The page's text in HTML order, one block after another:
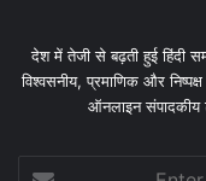
देश में तेजी से बढ़ती हुई हिंदी
विश्वसनीय, प्रमाणिक और
ऑनलाइन संपादकीय